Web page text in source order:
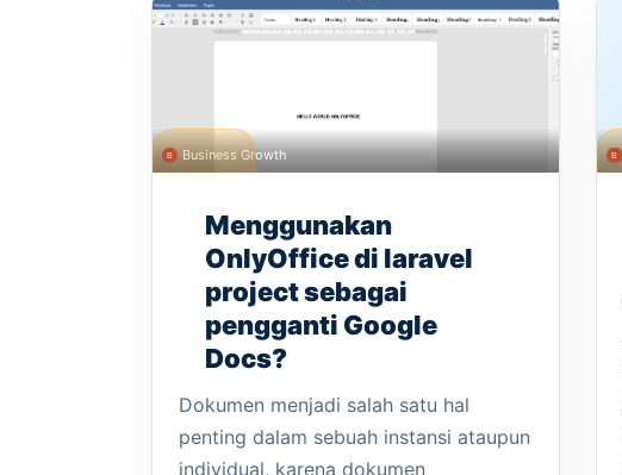
Business Growth
Menggunakan
OnlyOffice di laravel
project sebagai
pengganti Google
Docs?
Dokumen menjadi salah satu hal
penting dalam sebuah instansi ataupun
individual, karena dokumen